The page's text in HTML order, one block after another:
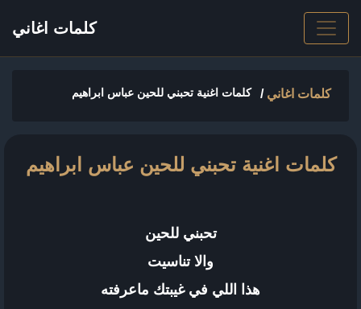
كلمات اغاني
كلمات اغاني/ كلمات اغنية تحبني للحين عباس ابراهيم
كلمات اغنية تحبني للحين عباس ابراهيم
تحبني للحين
والا تناسيت
هذا اللي في غيبتك ماعرفته